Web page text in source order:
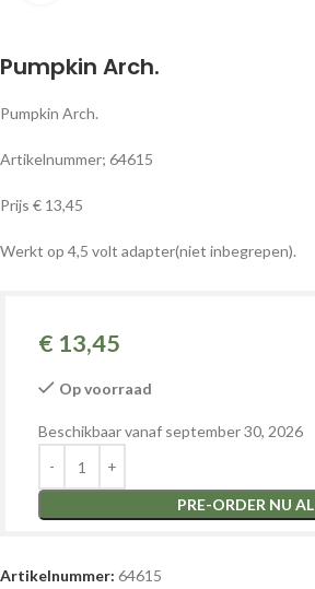
Pumpkin Arch.
Pumpkin Arch.
Artikelnummer; 64615
Prijs € 13,45
Werkt op 4,5 volt adapter(niet inbegrepen).
€ 13,45
Op voorraad
Beschikbaar vanaf september 30, 2026
PRE-ORDER NU AL
Artikelnummer: 64615